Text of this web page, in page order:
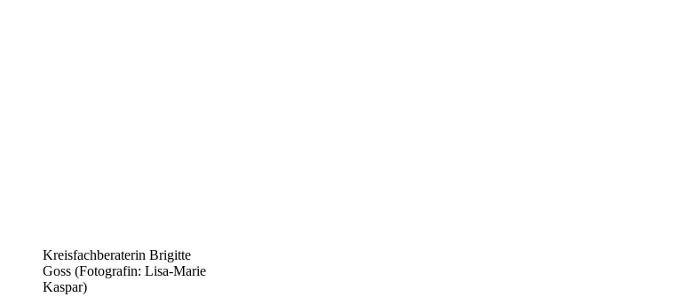
Kreisfachberaterin Brigitte
Goss (Fotografin: Lisa-Marie
Kaspar)